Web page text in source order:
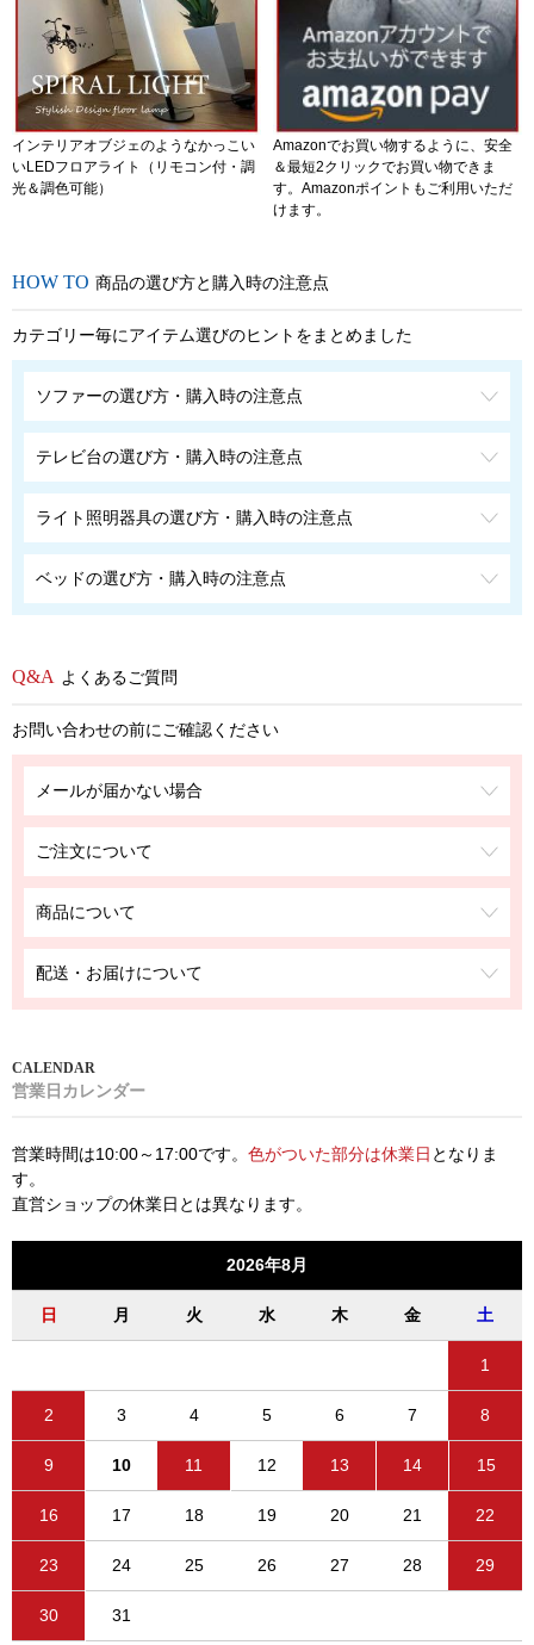
インテリアオブジェのようなかっこい
いLEDフロアライト（リモコン付・調
光＆調色可能）
Amazonでお買い物するように、安全
＆最短2クリックでお買い物できま
す。Amazonポイントもご利用いただ
けます。
商品の選び方と購入時の注意点
カテゴリー毎にアイテム選びのヒントをまとめました
ソファーの選び方・購入時の注意点
テレビ台の選び方・購入時の注意点
ライト照明器具の選び方・購入時の注意点
ベッドの選び方・購入時の注意点
よくあるご質問
お問い合わせの前にご確認ください
メールが届かない場合
ご注文について
商品について
配送・お届けについて
営業日カレンダー
営業時間は10:00～17:00です。 色がついた部分は休業日 となりま
す。
直営ショップの休業日とは異なります。
2026年8月
日 月 火 水 木 金 土
1
2 3 4 5 6 7 8
9 10 11 12 13 14 15
16 17 18 19 20 21 22
23 24 25 26 27 28 29
30 31